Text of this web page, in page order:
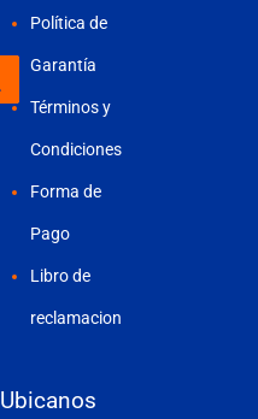
Política de
Garantía
Términos y
Condiciones
Forma de
Pago
Libro de
reclamacion
Ubicanos